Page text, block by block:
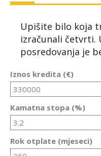
Upišite bilo koja
izračunali četvrti.
posredovanja je
Iznos kredita (€)
Kamatna stopa (%)
Rok otplate (mjeseci)